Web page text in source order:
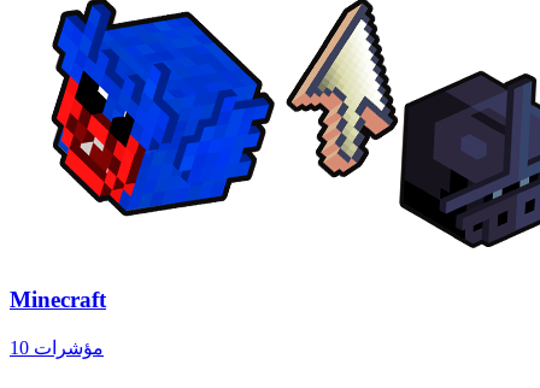
Minecraft
10 مؤشرات